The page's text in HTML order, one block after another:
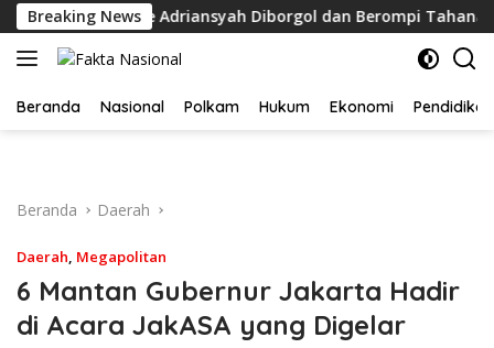
Langsung
ke
konten
Breaking News
Febrie Adriansyah Diborgol dan Berompi Tahanan,
Beranda Nasional Polkam Hukum Ekonomi Pendidikan
Beranda Daerah
Daerah, Megapolitan
6 Mantan Gubernur Jakarta Hadir
di Acara JakASA yang Digelar